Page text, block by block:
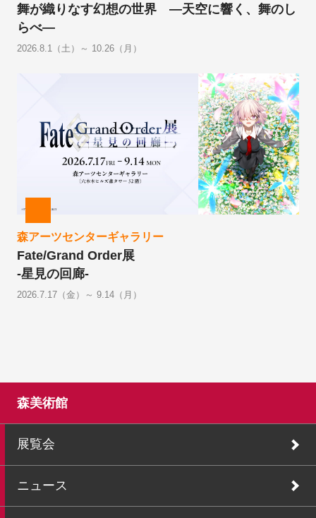
舞が織りなす幻想の世界 ―天空に響く、舞のし
らべ―
2026.8.1（土）～ 10.26（月）
森アーツセンターギャラリー
Fate/Grand Order展
-星見の回廊-
2026.7.17（金）～ 9.14（月）
森美術館
展覧会
ニュース